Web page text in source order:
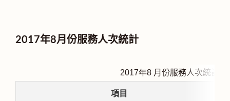
2017年8月份服務人次統計
2017年8 月份服務人次統計
項目